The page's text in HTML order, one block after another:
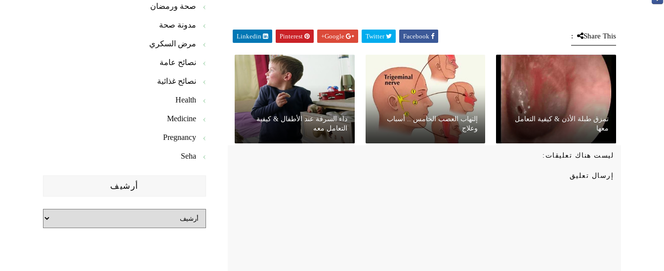
Share This:
Twitter
Google+
Pinterest
Linkedin
تمزق طبلة الأذن & كيفية التعامل
معها
إلتهاب العصب الخامس .. أسباب
وعلاج
داء السرقة عند الأطفال & كيفية
التعامل معه
ليست هناك تعليقات:
إرسال تعليق
صحة ورمضان
مدونة صحة
مرض السكري
نصائح عامة
نصائح غذائية
Health
Medicine
Pregnancy
Seha
أرشيف